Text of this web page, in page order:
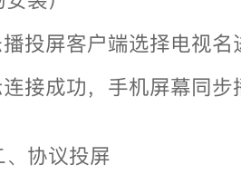
屏客户端选择电视名
成功，手机屏幕同步
协议投屏